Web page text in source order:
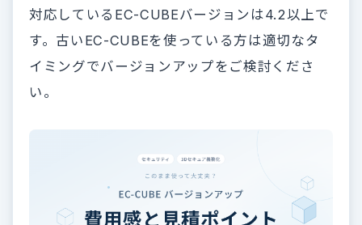
対応しているEC-CUBEバージョンは4.2以上で
す。古いEC-CUBEを使っている方は適切なタ
イミングでバージョンアップをご検討くださ
い。